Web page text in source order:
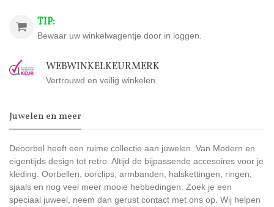
TIP:
Bewaar uw winkelwagentje door in loggen.
WEBWINKELKEURMERK
Vertrouwd en veilig winkelen.
Juwelen en meer
Deoorbel heeft een ruime collectie aan juwelen. Van Modern en
eigentijds design tot retro. Altijd de bijpassende accesoires voor je
kleding. Oorbellen, oorclips, armbanden, halskettingen, ringen,
sjaals en nog veel meer mooie hebbedingen. Zoek je een
speciaal juweel, neem dan gerust contact met ons op. Wij helpen